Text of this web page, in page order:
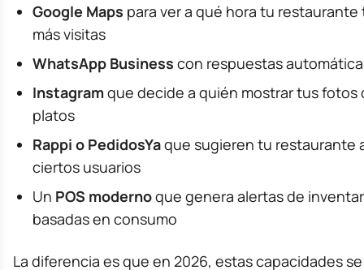
Google Maps para ver a qué hora tu restaurante
más visitas
WhatsApp Business con respuestas
Instagram que decide a quién mostrar tus fotos
platos
Rappi o PedidosYaque sugieren tu restaurante
ciertos usuarios
Un POS modernoque genera alertas de
basadas en consumo
La diferencia es que en 2026, estas capacidades